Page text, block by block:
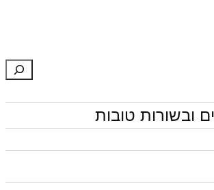
חיפוש
ובשורות טובות